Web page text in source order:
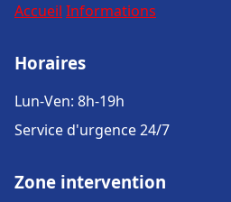
Accueil Informations
Horaires
Lun-Ven: 8h-19h
Service d'urgence 24/7
Zone intervention